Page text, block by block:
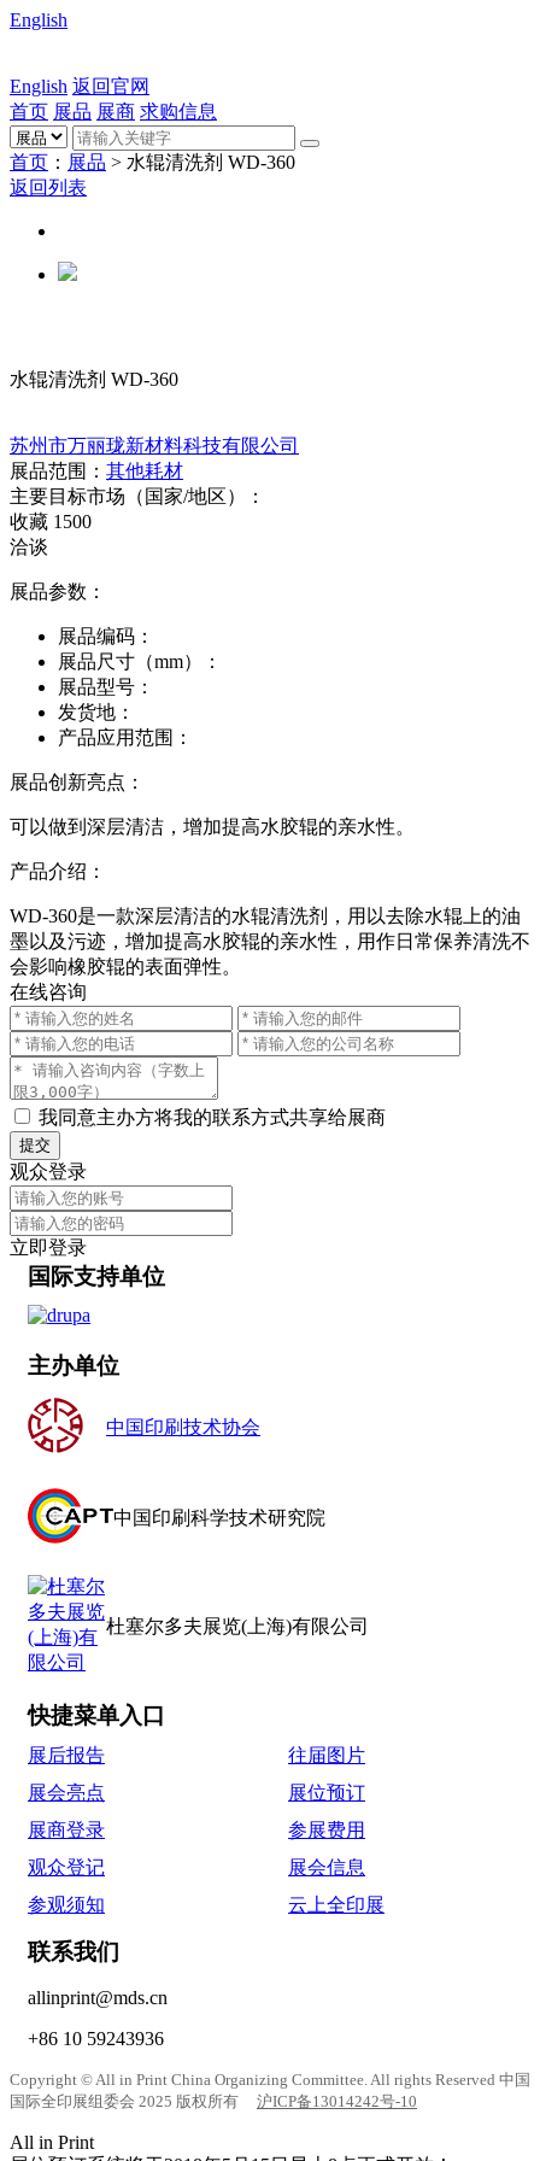
English
English 返回官网
首页 展品 展商 求购信息
首页 ： 展品 > 水辊清洗剂 WD-360
返回列表
水辊清洗剂 WD-360
苏州市万丽珑新材料科技有限公司
展品范围： 其他耗材
主要目标市场（国家/地区）：
收藏 1500
洽谈
展品参数：
展品编码：
展品尺寸（mm）：
展品型号：
发货地：
产品应用范围：
展品创新亮点：
可以做到深层清洁，增加提高水胶辊的亲水性。
产品介绍：
WD-360是一款深层清洁的水辊清洗剂，用以去除水辊上的油
墨以及污迹，增加提高水胶辊的亲水性，用作日常保养清洗不
会影响橡胶辊的表面弹性。
在线咨询
我同意主办方将我的联系方式共享给展商
提交
观众登录
立即登录
国际支持单位
主办单位
中国印刷技术协会
中国印刷科学技术研究院
杜塞尔多夫展览(上海)有限公司
快捷菜单入口
展后报告
往届图片
展会亮点
展位预订
展商登录
参展费用
观众登记
展会信息
参观须知
云上全印展
联系我们
allinprint@mds.cn
+86 10 59243936
Copyright © All in Print China Organizing Committee. All rights Reserved 中国
国际全印展组委会 2025 版权所有 沪ICP备13014242号-10
All in Print